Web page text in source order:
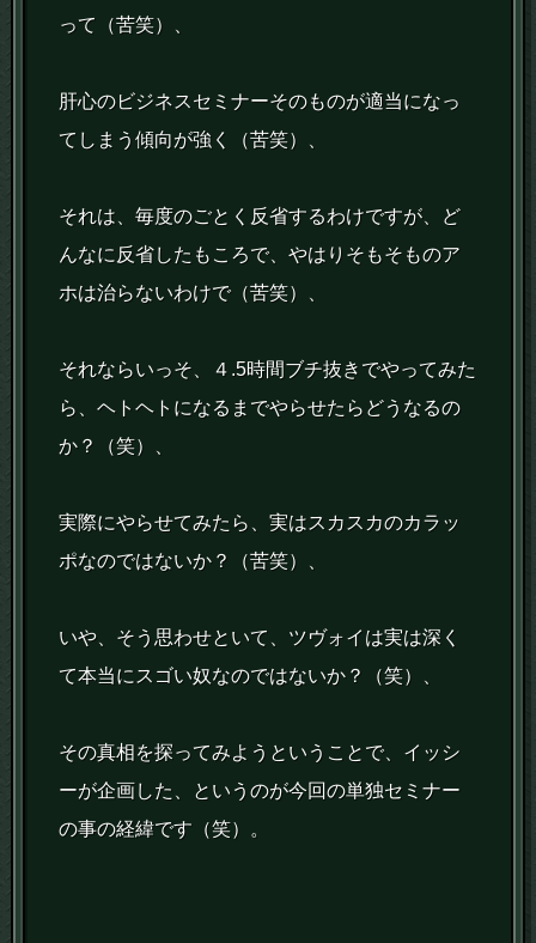
って（苦笑）、
肝心のビジネスセミナーそのものが適当になっ
てしまう傾向が強く（苦笑）、
それは、毎度のごとく反省するわけですが、ど
んなに反省したもころで、やはりそもそものア
ホは治らないわけで（苦笑）、
それならいっそ、４.5時間ブチ抜きでやってみた
ら、ヘトヘトになるまでやらせたらどうなるの
か？（笑）、
実際にやらせてみたら、実はスカスカのカラッ
ポなのではないか？（苦笑）、
いや、そう思わせといて、ツヴォイは実は深く
て本当にスゴい奴なのではないか？（笑）、
その真相を探ってみようということで、イッシ
ーが企画した、というのが今回の単独セミナー
の事の経緯です（笑）。